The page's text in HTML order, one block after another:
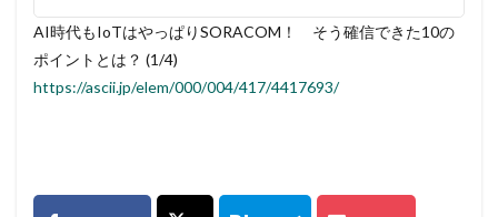
AI時代もIoTはやっぱりSORACOM！ そう確信できた10の
ポイントとは？ (1/4)
https://ascii.jp/elem/000/004/417/4417693/